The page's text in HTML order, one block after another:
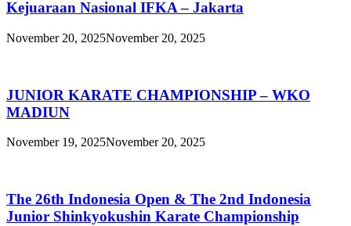
Kejuaraan Nasional IFKA – Jakarta
November 20, 2025November 20, 2025
JUNIOR KARATE CHAMPIONSHIP – WKO
MADIUN
November 19, 2025November 20, 2025
The 26th Indonesia Open & The 2nd Indonesia
Junior Shinkyokushin Karate Championship